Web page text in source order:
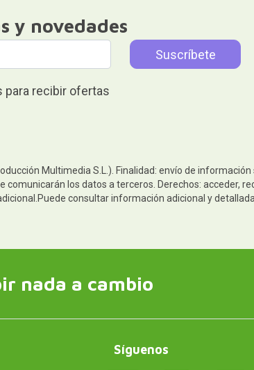
y novedades
para recibir ofertas
Multimedia S.L.). Finalidad: envío de información
los datos a terceros. Derechos: acceder,
consultar información adicional y
nada a cambio
Síguenos